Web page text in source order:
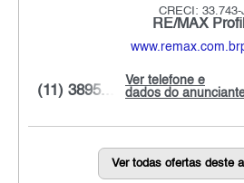
CRECI: 33.743-
RE/MAX
Ver telefone e
dados do
(11) 3895...
Ver todas ofertas deste